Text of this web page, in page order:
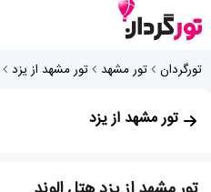
تورگردان تور مشهد تور مشهد از یزد
تور مشهد از یزد